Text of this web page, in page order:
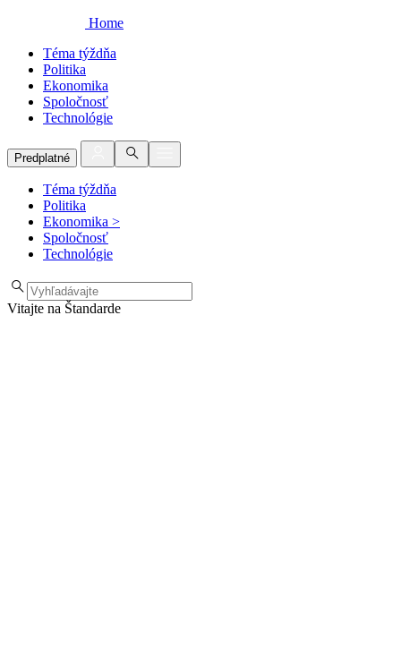
Home
Téma týždňa
Politika
Ekonomika
Spoločnosť
Technológie
Predplatné
Téma týždňa
Politika
Ekonomika >
Spoločnosť
Technológie
Vitajte na Štandarde